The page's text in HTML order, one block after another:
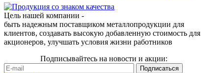
Цель нашей компании -
быть надежным поставщиком металлопродукции для
клиентов, создавать высокую добавленную стоимость для
акционеров, улучшать условия жизни работников
Подписывайтесь на новости и акции: